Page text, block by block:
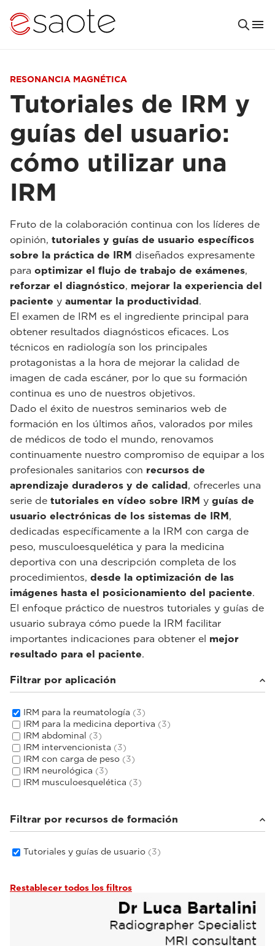
RESONANCIA MAGNÉTICA
Tutoriales de IRM y
guías del usuario:
cómo utilizar una
IRM
Fruto de la colaboración continua con los líderes de
opinión, tutoriales y guías de usuario específicos
sobre la práctica de IRM diseñados expresamente
para optimizar el flujo de trabajo de exámenes,
reforzar el diagnóstico, mejorar la experiencia del
paciente y aumentar la productividad.
El examen de IRM es el ingrediente principal para
obtener resultados diagnósticos eficaces. Los
técnicos en radiología son los principales
protagonistas a la hora de mejorar la calidad de
imagen de cada escáner, por lo que su formación
continua es uno de nuestros objetivos.
Dado el éxito de nuestros seminarios web de
formación en los últimos años, valorados por miles
de médicos de todo el mundo, renovamos
continuamente nuestro compromiso de equipar a los
profesionales sanitarios con recursos de
aprendizaje duraderos y de calidad, ofrecerles una
serie de tutoriales en vídeo sobre IRM y guías de
usuario electrónicas de los sistemas de IRM,
dedicadas específicamente a la IRM con carga de
peso, musculoesquelética y para la medicina
deportiva con una descripción completa de los
procedimientos, desde la optimización de las
imágenes hasta el posicionamiento del paciente.
El enfoque práctico de nuestros tutoriales y guías de
usuario subraya cómo puede la IRM facilitar
importantes indicaciones para obtener el mejor
resultado para el paciente.
Filtrar por aplicación
IRM para la reumatología (3)
IRM para la medicina deportiva (3)
IRM abdominal (3)
IRM intervencionista (3)
IRM con carga de peso (3)
IRM neurológica (3)
IRM musculoesquelética (3)
Filtrar por recursos de formación
Tutoriales y guías de usuario (3)
Restablecer todos los filtros